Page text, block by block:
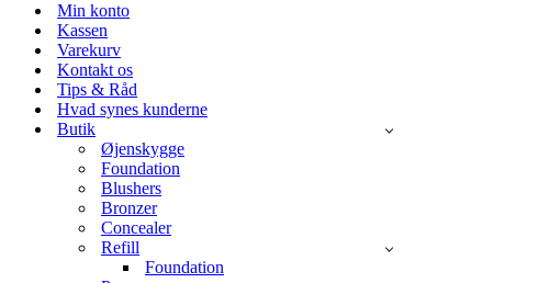
Min konto
Kassen
Varekurv
Kontakt os
Tips & Råd
Hvad synes kunderne
Butik
Øjenskygge
Foundation
Blushers
Bronzer
Concealer
Refill
Foundation